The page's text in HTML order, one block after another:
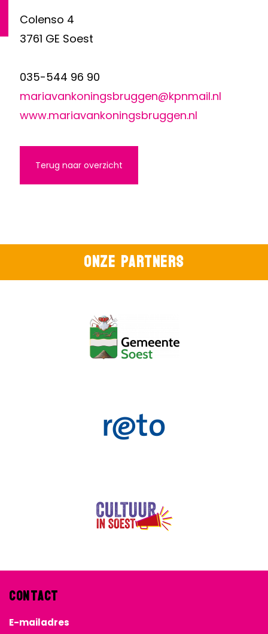
Colenso 4
3761 GE Soest
035-544 96 90
mariavankoningsbruggen@kpnmail.nl
www.mariavankoningsbruggen.nl
Terug naar overzicht
Onze partners
Contact
E-mailadres